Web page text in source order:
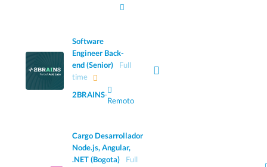
Software
Engineer Back-
end (Senior)
Full
time
2BRAINS·
Remoto
Cargo Desarrollador
Node.js, Angular,
.NET (Bogota)
Full